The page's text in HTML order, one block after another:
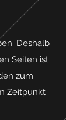
Deshalb
Seiten ist
zum
Zeitpunkt